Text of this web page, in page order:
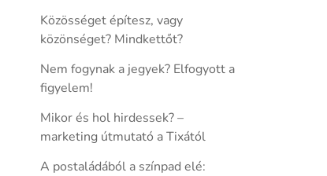
Közösséget építesz, vagy
közönséget? Mindkettőt?
Nem fogynak a jegyek? Elfogyott a
figyelem!
Mikor és hol hirdessek? –
marketing útmutató a Tixától
A postaládából a színpad elé: